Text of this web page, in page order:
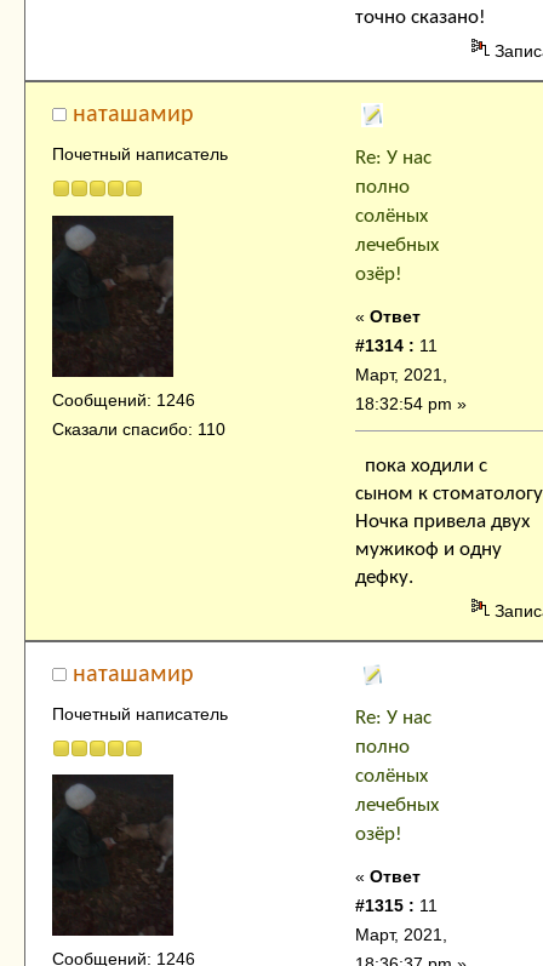
точно сказано!
наташамир
Почетный написатель
Сообщений: 1246
Сказали спасибо: 110
Re: У нас
полно
солёных
лечебных
озёр!
« Ответ
#1314 : 11
Март, 2021,
18:32:54 pm »
пока ходили с
сыном к стоматологу
Ночка привела двух
мужикоф и одну
дефку.
наташамир
Почетный написатель
Сообщений: 1246
Re: У нас
полно
солёных
лечебных
озёр!
« Ответ
#1315 : 11
Март, 2021,